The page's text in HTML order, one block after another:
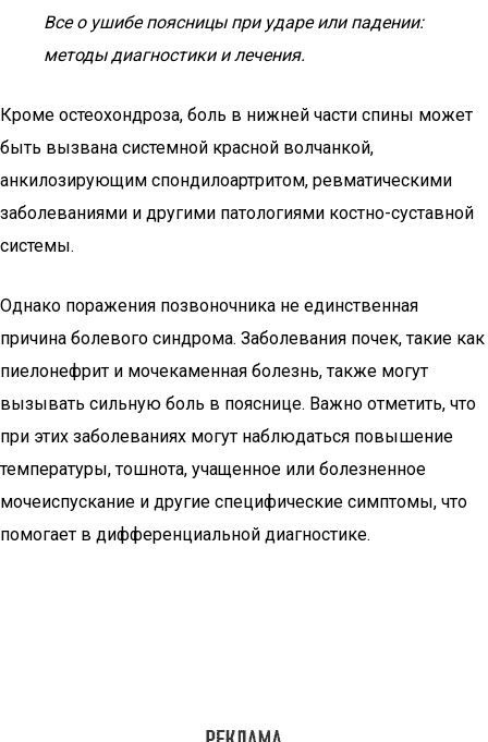
Все о ушибе поясницы при ударе или падении:
методы диагностики и лечения.
Кроме остеохондроза, боль в нижней части спины может
быть вызвана системной красной волчанкой,
анкилозирующим спондилоартритом, ревматическими
заболеваниями и другими патологиями костно-суставной
системы.
Однако поражения позвоночника не единственная
причина болевого синдрома. Заболевания почек, такие как
пиелонефрит и мочекаменная болезнь, также могут
вызывать сильную боль в пояснице. Важно отметить, что
при этих заболеваниях могут наблюдаться повышение
температуры, тошнота, учащенное или болезненное
мочеиспускание и другие специфические симптомы, что
помогает в дифференциальной диагностике.